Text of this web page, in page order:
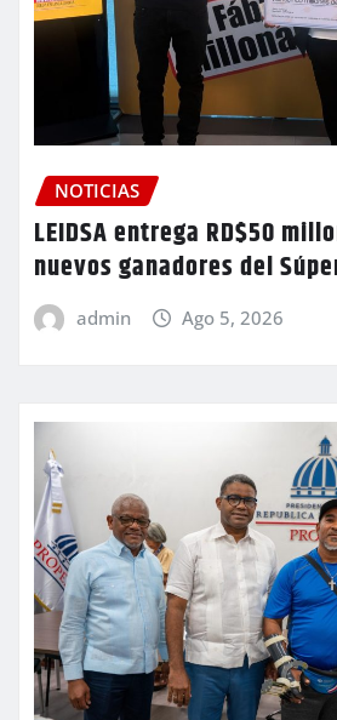
NOTICIAS
LEIDSA entrega RD$50
nuevos ganadores del
admin Ago 5, 2026